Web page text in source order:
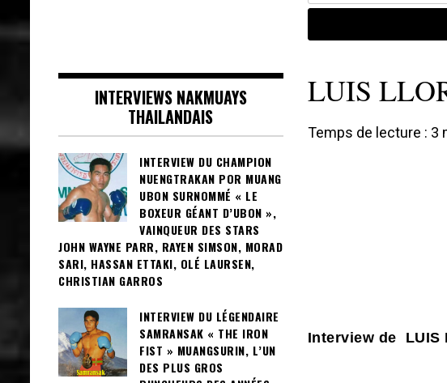
LUIS
Temps de lecture : 3
Interview de LUIS
INTERVIEWS NAKMUAYS
THAILANDAIS
INTERVIEW DU CHAMPION
NUENGTRAKAN POR MUANG
UBON SURNOMMÉ « LE
BOXEUR GÉANT D’UBON »,
VAINQUEUR DES STARS
JOHN WAYNE PARR, RAYEN SIMSON, MORAD
SARI, HASSAN ETTAKI, OLÉ LAURSEN,
CHRISTIAN GARROS
INTERVIEW DU LÉGENDAIRE
SAMRANSAK « THE IRON
FIST » MUANGSURIN, L’UN
DES PLUS GROS